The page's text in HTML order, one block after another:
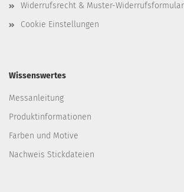
Widerrufsrecht & Muster-Widerrufsformular
Cookie Einstellungen
Wissenswertes
Messanleitung
Produktinformationen
Farben und Motive
Nachweis Stickdateien